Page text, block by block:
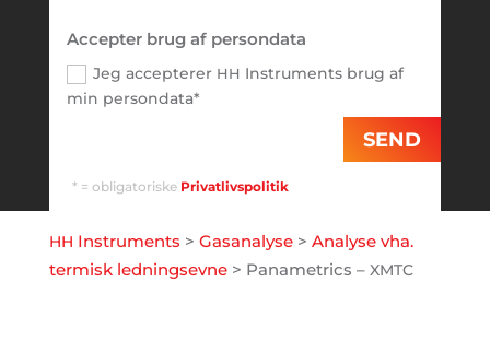
Accepter brug af persondata
Jeg accepterer HH Instruments brug af
min persondata*
SEND
* = obligatoriske Privatlivspolitik
HH Instruments > Gasanalyse> Analyse vha.
termisk ledningsevne> Panametrics – XMTC